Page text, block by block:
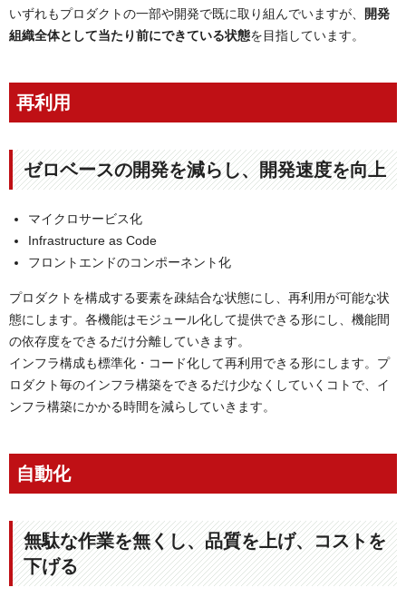
いずれもプロダクトの一部や開発で既に取り組んでいますが、
開発
組織全体として当たり前にできている状態を目指しています。
再利用
ゼロベースの開発を減らし、開発速度を向上
マイクロサービス化
Infrastructure as Code
フロントエンドのコンポーネント化
プロダクトを構成する要素を疎結合な状態にし、再利用が可能な状
態にします。各機能はモジュール化して提供できる形にし、機能間
の依存度をできるだけ分離していきます。
インフラ構成も標準化・コード化して再利用できる形にします。プ
ロダクト毎のインフラ構築をできるだけ少なくしていくコトで、イ
ンフラ構築にかかる時間を減らしていきます。
自動化
無駄な作業を無くし、品質を上げ、コストを
下げる